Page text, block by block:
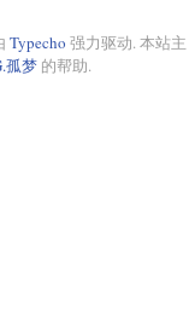
Typecho 强力驱动. 本站主
孤梦的帮助.